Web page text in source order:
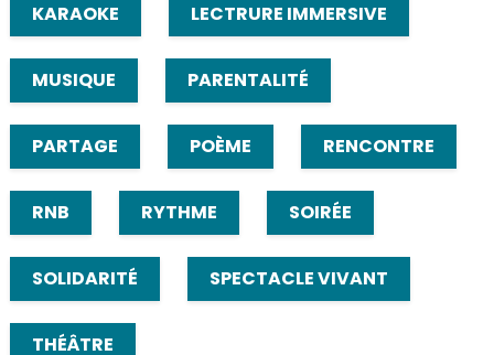
KARAOKE LECTRURE IMMERSIVE
MUSIQUE PARENTALITÉ
PARTAGE POÈME RENCONTRE
RNB RYTHME SOIRÉE
SOLIDARITÉ SPECTACLE VIVANT
THÉÂTRE